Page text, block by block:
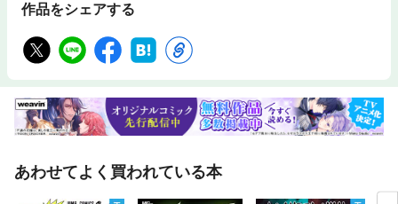
作品をシェアする
あわせてよく買われている本